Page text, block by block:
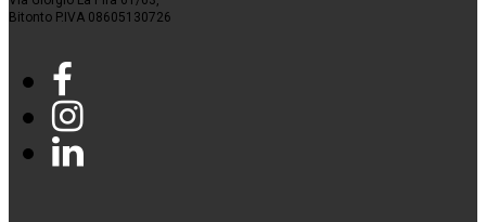
Bitonto P.IVA 08605130726